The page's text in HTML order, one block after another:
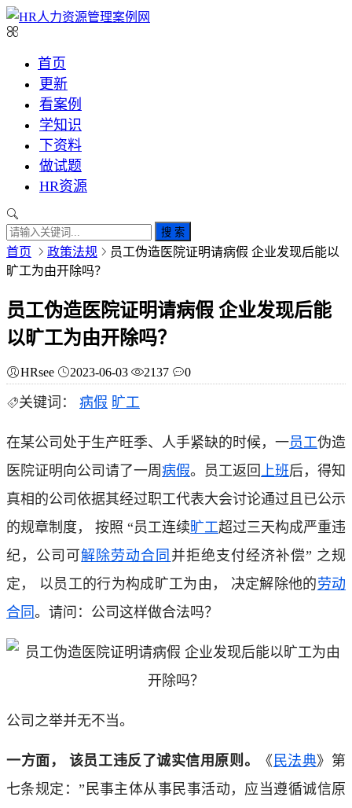
首页
更新
看案例
学知识
下资料
做试题
HR资源
搜 索
首页 政策法规
员工伪造医院证明请病假 企业发现后能以
旷工为由开除吗？
员工伪造医院证明请病假 企业发现后能
以旷工为由开除吗？
HRsee 2023-06-03 2137 0
关键词： 病假 旷工
在某公司处于生产旺季、人手紧缺的时候，一员工伪造
医院证明向公司请了一周病假。员工返回 上班后，得知
真相的公司依据其经过职工代表大会讨论通过且已公示
的规章制度， 按照 “员工连续旷工超过三天构成严重违
纪，公司可解除劳动合同 并拒绝支付经济补偿” 之规
定， 以员工的行为构成旷工为由， 决定解除他的劳动
合同。请问：公司这样做合法吗？
公司之举并无不当。
一方面， 该员工违反了诚实信用原则。 《 民法典》第
七条规定：”民事主体从事民事活动，应当遵循诚信原